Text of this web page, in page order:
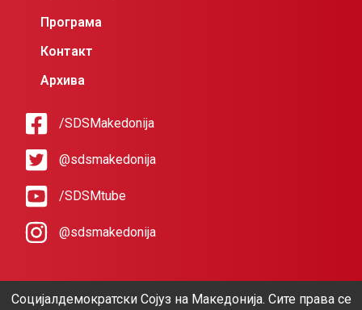
Програма
Контакт
Архива
/SDSMakedonija
@sdsmakedonija
/SDSMtube
@sdsmakedonija
Социјалдемократски Сојуз на Македонија. Сите права се